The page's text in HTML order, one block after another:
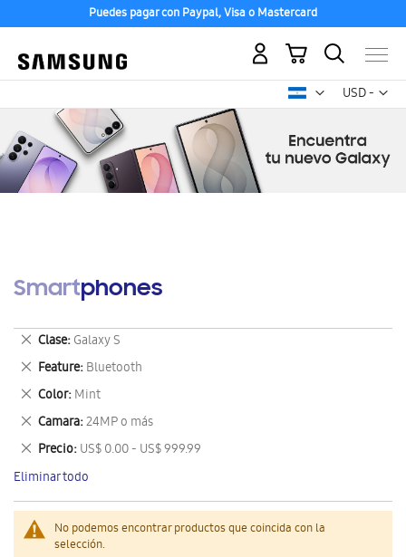
Puedes pagar con Paypal, Visa o Mastercard
USD -
dólar
Mi carrito
Smartphones
No podemos encontrar productos que coincida con la
selección.
Clase Galaxy S
Eliminar
este
artículo
Feature Bluetooth
Eliminar
este
artículo
Color Mint
Eliminar
este
artículo
Camara 24MP o más
Eliminar
este
artículo
Precio US$ 0.00 - US$ 999.99
Eliminar
este
artículo
Eliminar todo